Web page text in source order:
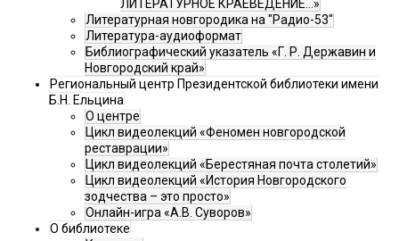
ЛИТЕРАТУРНОЕ КРАЕВЕДЕНИЕ...»
Литературная новгородика на "Радио-53"
Литература-аудиоформат
Библиографический указатель «Г. Р. Державин и
Новгородский край»
Региональный центр Президентской библиотеки имени
Б.Н. Ельцина
О центре
Цикл видеолекций «Феномен новгородской
реставрации»
Цикл видеолекций «Берестяная почта столетий»
Цикл видеолекций «История Новгородского
зодчества – это просто»
Онлайн-игра «А.В. Суворов»
О библиотеке